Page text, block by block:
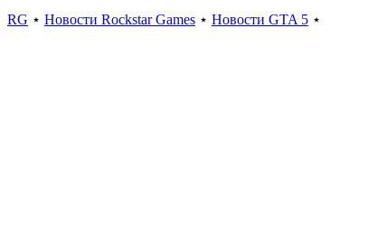
RG ⋆ Новости Rockstar Games ⋆ Новости GTA 5 ⋆